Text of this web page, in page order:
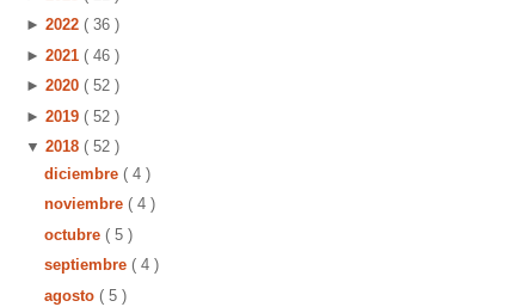
► 2022 ( 36 )
► 2021 ( 46 )
► 2020 ( 52 )
► 2019 ( 52 )
▼ 2018 ( 52 )
diciembre ( 4 )
noviembre ( 4 )
octubre ( 5 )
septiembre ( 4 )
agosto ( 5 )